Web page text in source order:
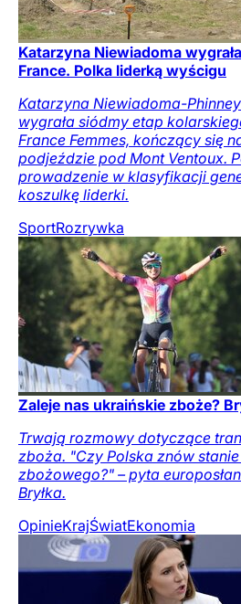
Katarzyna Niewiadoma
France. Polka liderką wyścigu
Katarzyna Niewiadoma-
wygrała siódmy etap
France Femmes, kończący się
podjeździe pod Mont Ventoux.
prowadzenie w klasyfikacji
koszulkę liderki.
SportRozrywka
Zaleje nas ukraińskie zboże?
Trwają rozmowy dotyczące
zboża. "Czy Polska znów
zbożowego?" – pyta
Bryłka.
OpinieKrajŚwiatEkonomia